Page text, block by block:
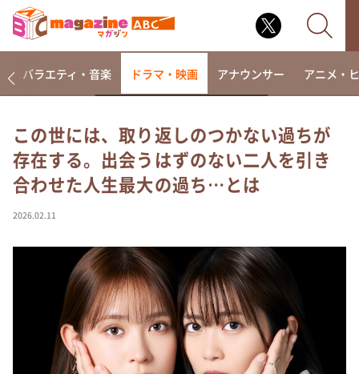
なるみ・岡村の過ぎるTV
相席食堂
真剣です
探偵！ナイトスクープ
news おかえり
河合＆A.B.C-Z塚田×福井アナ「なんでやねん！？」
（news おかえり）
DAIGOも台所 ～きょうの献立 何にする？～
バラエティ・音楽 ドラマ・映画 アナウンサー アニメ・
この世には、取り返しのつかない過ちが
存在する。出会うはずのない二人を引き
合わせた人生最大の過ち…とは
2026.02.11